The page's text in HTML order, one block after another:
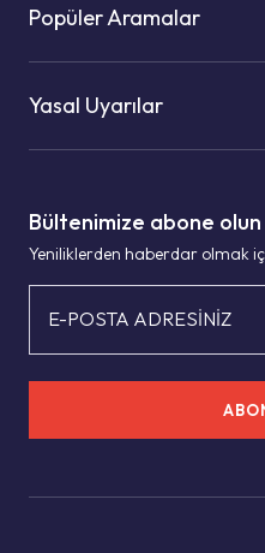
Bültenimize abone olun
Yeniliklerden haberdar olmak
E-POSTA ADRESİNİZ
Popüler Aramalar
Yasal Uyarılar